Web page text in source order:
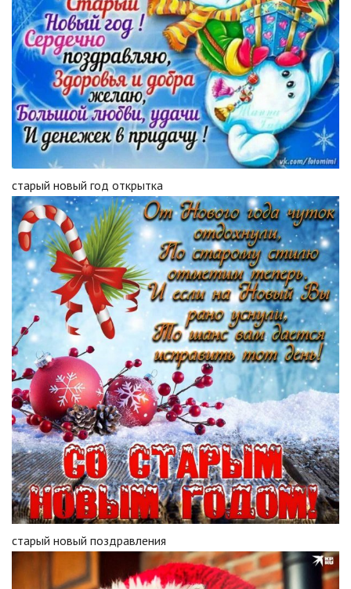
старый новый год открытка
старый новый поздравления